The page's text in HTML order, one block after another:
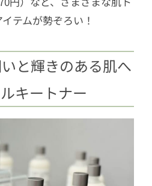
テムが勢ぞろい！
と輝きのある肌へ
キートナー